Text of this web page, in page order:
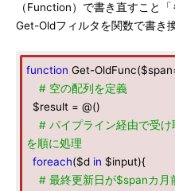
（Function）で書き直すこと「
Get-Oldフィルタを関数で書き
function Get-
# 空の配列を定義
$result = @()
# パイプライン経由で受
を順に処理
foreach($d in $input){
# 最終更新日が$spanカ月